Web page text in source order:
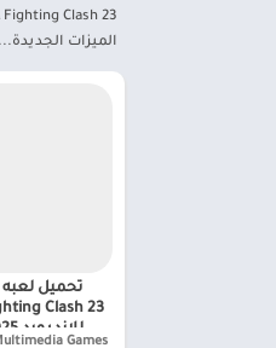
الميزات الجديدة...
للاندرويد APK 2025
Games‏